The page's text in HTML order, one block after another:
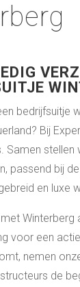
bedrijfsuitje
Bij
Samen
passend bij
en luxe
Winterberg
voor een
nemen
de